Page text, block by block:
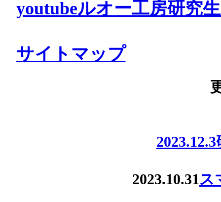
youtubeルオー工房研究
サイトマップ
2023.12.3
2023.10.31ス